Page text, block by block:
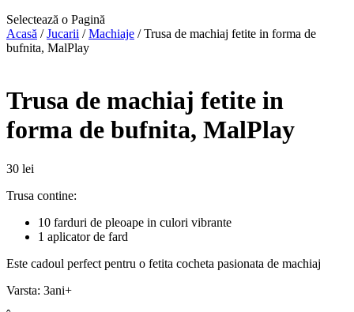
Selectează o Pagină
Acasă /Jucarii /Machiaje / Trusa de machiaj fetite in forma de
bufnita, MalPlay
Trusa de machiaj fetite in
forma de bufnita, MalPlay
30 lei
Trusa contine:
10 farduri de pleoape in culori vibrante
1 aplicator de fard
Este cadoul perfect pentru o fetita cocheta pasionata de machiaj
Varsta: 3ani+